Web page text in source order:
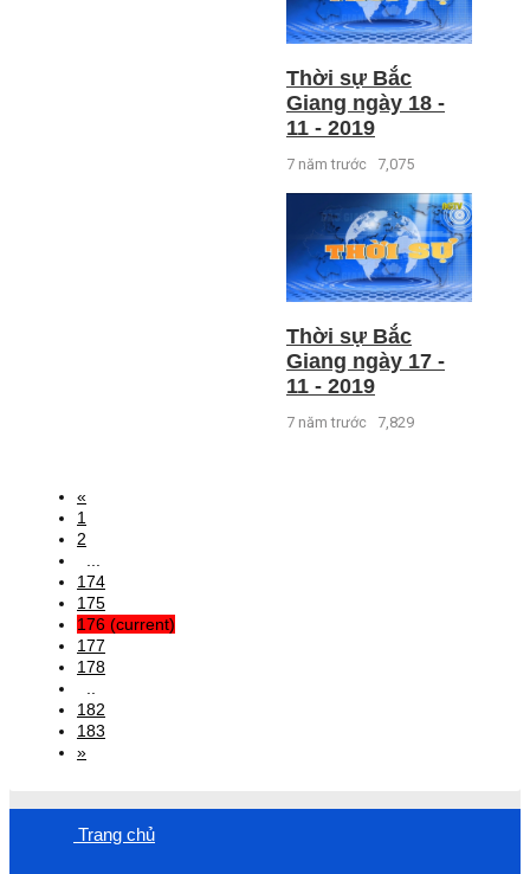
Thời sự Bắc
Giang ngày 18 -
11 - 2019
7 năm trước 7,075
Thời sự Bắc
Giang ngày 17 -
11 - 2019
7 năm trước 7,829
«
1
2
174
175
176 (current)
177
178
182
183
»
Trang chủ